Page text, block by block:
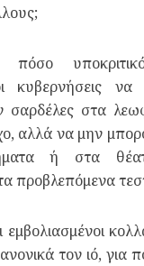
πόσο
κυβερνήσεις να
σαρδέλες στα
αλλά να μην
ή στα
προβλεπόμενα
τον ιό, για